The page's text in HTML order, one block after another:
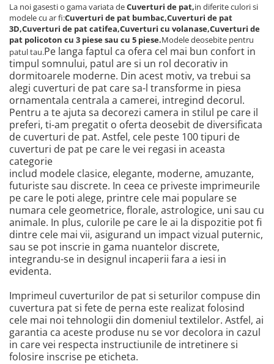
La noi gasesti o gama variata deCuverturi de pat,in diferite culori si
modele cu ar fi:Cuverturi de pat bumbac,Cuverturi de pat
3D,Cuverturi de pat catifea,Cuverturi cu volanase,Cuverturi de
pat policoton cu 3 piese sau cu 5 piese.Modele deosebite pentru
patul tau.Pe langa faptul ca ofera cel mai bun confort in
timpul somnului, patul are si un rol decorativ in
dormitoarele moderne. Din acest motiv, va trebui sa
alegi cuverturi de pat care sa-l transforme in piesa
ornamentala centrala a camerei, intregind decorul.
Pentru a te ajuta sa decorezi camera in stilul pe care il
preferi, ti-am pregatit o oferta deosebit de diversificata
de cuverturi de pat. Astfel, cele peste 100 tipuri de
cuverturi de pat pe care le vei regasi in aceasta
categorie
includ modele clasice, elegante, moderne, amuzante,
futuriste sau discrete. In ceea ce priveste imprimeurile
pe care le poti alege, printre cele mai populare se
numara cele geometrice, florale, astrologice, uni sau cu
animale. In plus, culorile pe care le ai la dispozitie pot fi
dintre cele mai vii, asigurand un impact vizual puternic,
sau se pot inscrie in gama nuantelor discrete,
integrandu-se in designul incaperii fara a iesi in
evidenta.
Imprimeul cuverturilor de pat si seturilor compuse din
cuvertura pat si fete de perna este realizat folosind
cele mai noi tehnologii din domeniul textilelor. Astfel, ai
garantia ca aceste produse nu se vor decolora in cazul
in care vei respecta instructiunile de intretinere si
folosire inscrise pe eticheta.